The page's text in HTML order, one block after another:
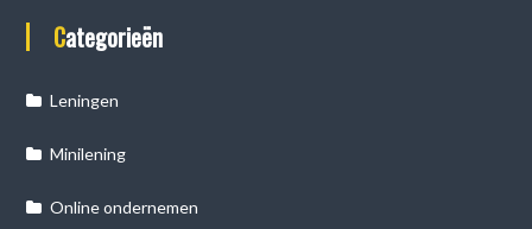
Categorieën
Leningen
Minilening
Online ondernemen